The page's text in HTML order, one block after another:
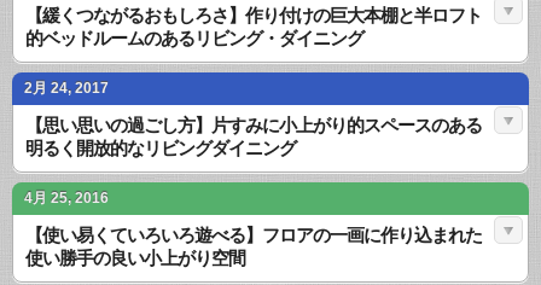
【緩くつながるおもしろさ】作り付けの巨大本棚と半ロフト
的ベッドルームのあるリビング・ダイニング
2月 24, 2017
【思い思いの過ごし方】片すみに小上がり的スペースのある
明るく開放的なリビングダイニング
4月 25, 2016
【使い易くていろいろ遊べる】フロアの一画に作り込まれた
使い勝手の良い小上がり空間